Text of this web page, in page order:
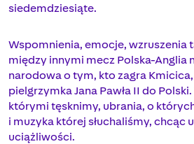
siedemdziesiąte.
Wspomnienia, emocje, wzruszenia
między innymi mecz Polska-Anglia
narodowa o tym, kto zagra
pielgrzymka Jana Pawła II do
którymi tęsknimy, ubrania, o
i muzyka której słuchaliśmy, chcąc
uciążliwości.